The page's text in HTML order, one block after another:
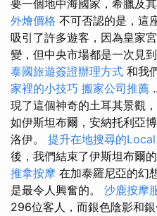
要一個地中海國家，希臘及
外燴價格 不可否認的是，這
吸引了許多遊客，因為皇家
變，但中央市場都是一次見
泰國旅遊簽證辦理方式 和我
家裡的小技巧 搬家公司推薦
現了這個神奇的土耳其景觀
如伊斯坦布爾，安納托利亞
洛伊。 提升在地搜尋的
後，我們結束了伊斯坦布爾
推拿按摩 在加泰羅尼亞的幻
是最令人興奮的。 沙鹿按摩
296位客人，而銀色陰影和